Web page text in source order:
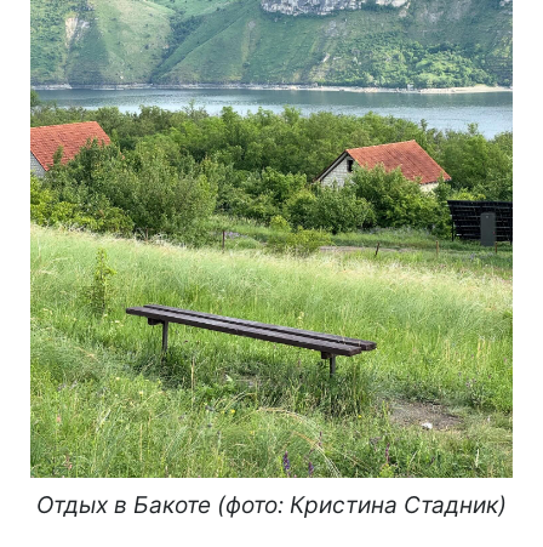
Отдых в Бакоте (фото: Кристина Стадник)